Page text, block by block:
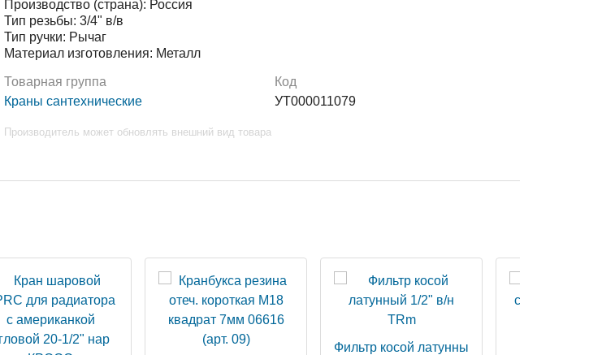
Производство (страна): Россия
Тип резьбы: 3/4" в/в
Тип ручки: Рычаг
Материал изготовления: Металл
Товарная группа
Краны сантехнические
Код
УТ000011079
Производитель может обновлять внешний вид товара
Фильтр косой латунны